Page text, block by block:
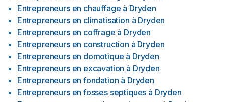
Entrepreneurs en chauffage à Dryden
Entrepreneurs en climatisation à Dryden
Entrepreneurs en coffrage à Dryden
Entrepreneurs en construction à Dryden
Entrepreneurs en domotique à Dryden
Entrepreneurs en excavation à Dryden
Entrepreneurs en fondation à Dryden
Entrepreneurs en fosses septiques à Dryden